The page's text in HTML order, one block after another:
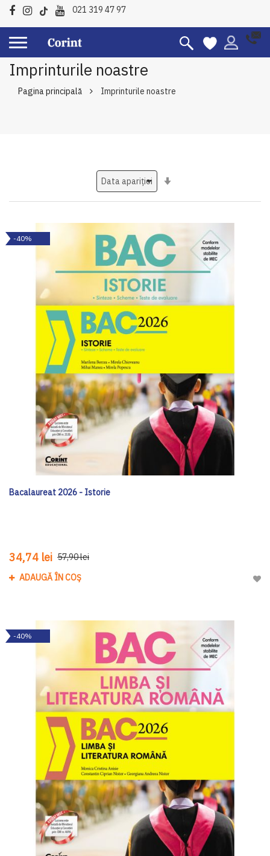
021 319 47 97
Imprinturile noastre
Pagina principală Imprinturile noastre
-40%
Bacalaureat 2026 - Istorie
34,74 lei 57,90 lei
ADAUGĂ ÎN COȘ
-40%